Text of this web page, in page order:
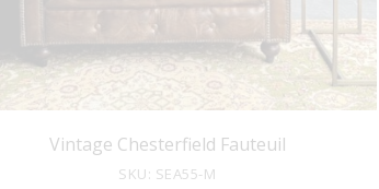
Vintage Chesterfield Fauteuil
SKU: SEA55-M